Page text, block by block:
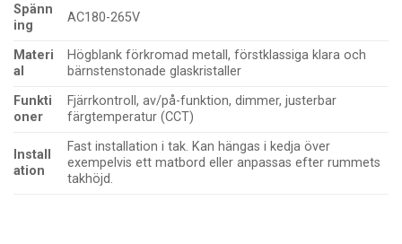
Spänn
ing
AC180-265V
Materi
al
Högblank förkromad metall, förstklassiga klara och
bärnstenstonade glaskristaller
Funkti
oner
Fjärrkontroll, av/på-funktion, dimmer, justerbar
färgtemperatur (CCT)
Install
ation
Fast installation i tak. Kan hängas i kedja över
exempelvis ett matbord eller anpassas efter rummets
takhöjd.